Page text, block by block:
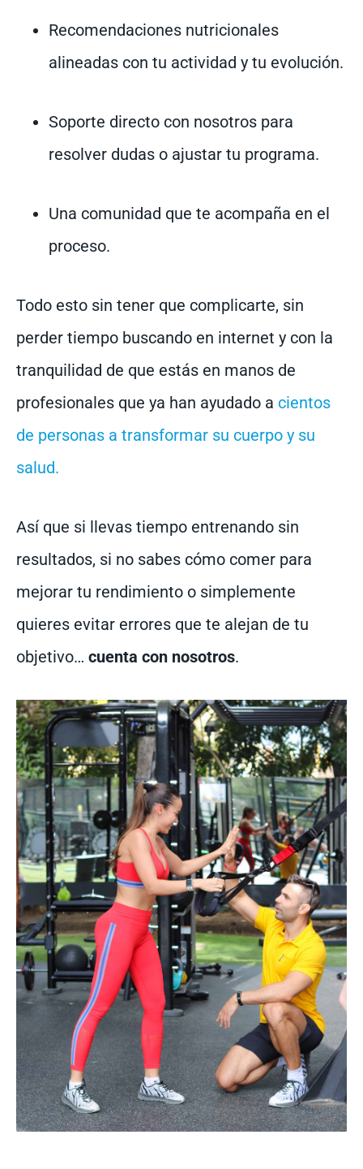
Recomendaciones nutricionales
alineadas con tu actividad y tu evolución.
Soporte directo con nosotros para
resolver dudas o ajustar tu programa.
Una comunidad que te acompaña en el
proceso.
Todo esto sin tener que complicarte, sin
perder tiempo buscando en internet y con la
tranquilidad de que estás en manos de
profesionales que ya han ayudado a cientos
de personas a transformar su cuerpo y su
salud.
Así que si llevas tiempo entrenando sin
resultados, si no sabes cómo comer para
mejorar tu rendimiento o simplemente
quieres evitar errores que te alejan de tu
objetivo… cuenta con nosotros.